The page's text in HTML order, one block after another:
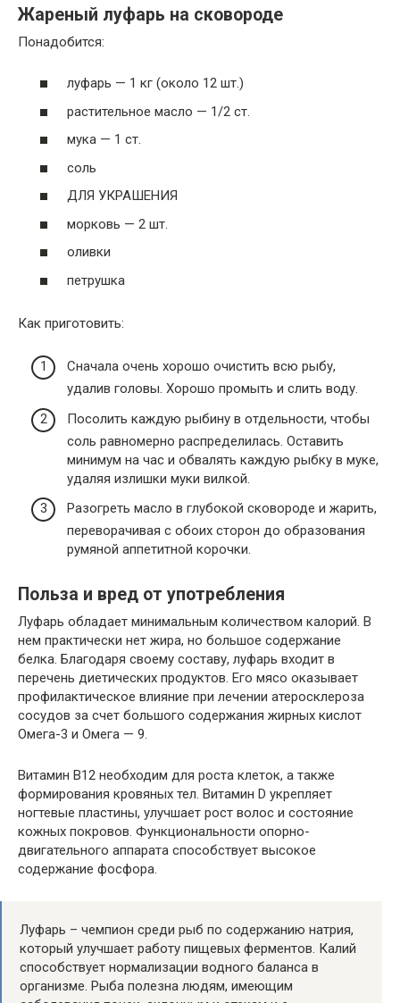
Жареный луфарь на сковороде
Понадобится:
луфарь — 1 кг (около 12 шт.)
растительное масло — 1/2 ст.
мука — 1 ст.
соль
ДЛЯ УКРАШЕНИЯ
морковь — 2 шт.
оливки
петрушка
Как приготовить:
Сначала очень хорошо очистить всю рыбу,
удалив головы. Хорошо промыть и слить воду.
Посолить каждую рыбину в отдельности, чтобы
соль равномерно распределилась. Оставить
минимум на час и обвалять каждую рыбку в муке,
удаляя излишки муки вилкой.
Разогреть масло в глубокой сковороде и жарить,
переворачивая с обоих сторон до образования
румяной аппетитной корочки.
Польза и вред от употребления
Луфарь обладает минимальным количеством калорий. В
нем практически нет жира, но большое содержание
белка. Благодаря своему составу, луфарь входит в
перечень диетических продуктов. Его мясо оказывает
профилактическое влияние при лечении атеросклероза
сосудов за счет большого содержания жирных кислот
Омега-3 и Омега — 9.
Витамин В12 необходим для роста клеток, а также
формирования кровяных тел. Витамин D укрепляет
ногтевые пластины, улучшает рост волос и состояние
кожных покровов. Функциональности опорно-
двигательного аппарата способствует высокое
содержание фосфора.
Луфарь – чемпион среди рыб по содержанию натрия,
который улучшает работу пищевых ферментов. Калий
способствует нормализации водного баланса в
организме. Рыба полезна людям, имеющим